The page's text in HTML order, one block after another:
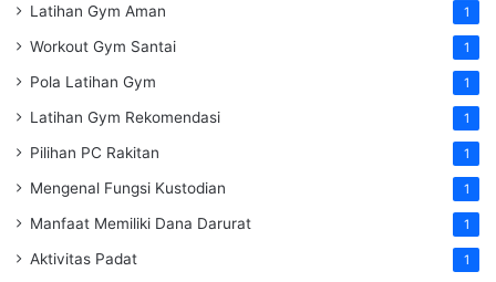
Latihan Gym Aman 1
Workout Gym Santai 1
Pola Latihan Gym 1
Latihan Gym Rekomendasi 1
Pilihan PC Rakitan 1
Mengenal Fungsi Kustodian 1
Manfaat Memiliki Dana Darurat 1
Aktivitas Padat 1